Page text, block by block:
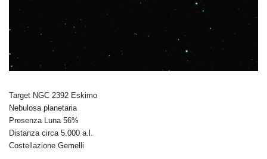
Target NGC 2392 Eskimo
Nebulosa planetaria
Presenza Luna 56%
Distanza circa 5.000 a.l.
Costellazione Gemelli